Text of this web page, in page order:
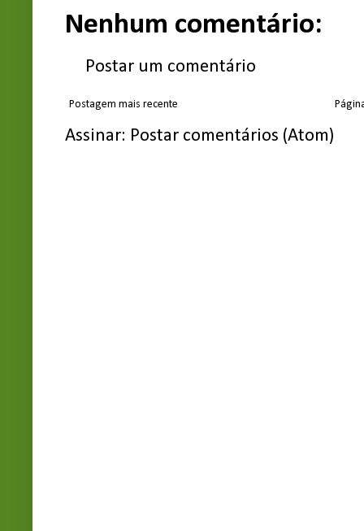
Nenhum comentário:
Postar um comentário
Postagem mais recente
Assinar: Postar comentários (Atom)